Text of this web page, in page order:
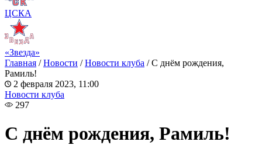
ЦСКА
«Звезда»
Главная /Новости /Новости клуба /С днём рождения,
Рамиль!
2 февраля 2023, 11:00
Новости клуба
297
С днём рождения, Рамиль!